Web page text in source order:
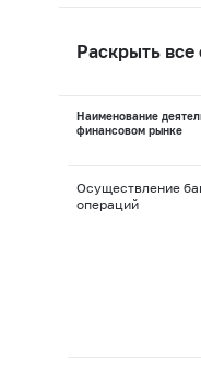
Раскрыть
Наименование
финансовом рынке
Осуществление
операций